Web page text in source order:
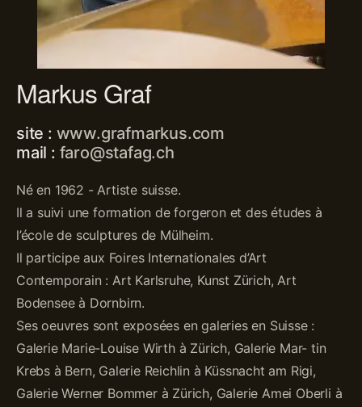
Markus Graf
site : www.grafmarkus.com
mail : faro@stafag.ch
Né en 1962 - Artiste suisse.
Il a suivi une formation de forgeron et des études à
l’école de sculptures de Mülheim.
Il participe aux Foires Internationales d’Art
Contemporain : Art Karlsruhe, Kunst Zürich, Art
Bodensee à Dornbirn.
Ses oeuvres sont exposées en galeries en Suisse :
Galerie Marie-Louise Wirth à Zürich, Galerie Mar- tin
Krebs à Bern, Galerie Reichlin à Küssnacht am Rigi,
Galerie Werner Bommer à Zürich, Galerie Amei Oberli à